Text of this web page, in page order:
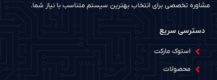
مشاوره تخصصی برای انتخاب بهترین سیستم متناسب با نیاز شما.
دسترسی سریع
استوک مارکت
محصولات